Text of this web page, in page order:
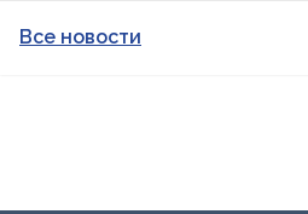
Все новости